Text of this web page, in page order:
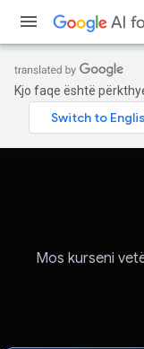
Kjo faqe është
Mos kurseni